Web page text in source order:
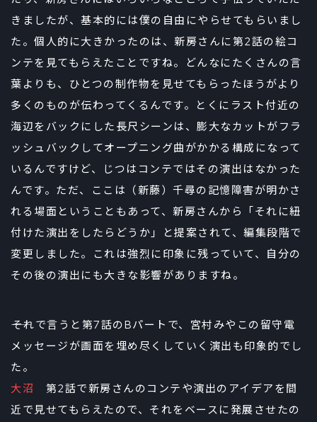
きましたが、基本的には僕の自由にやらせてもらいまし
た。個人的に大きかったのは、新房さんに第2話の絵コ
ンテを見てもらえたことですね。どんなにたくさんの言
葉よりも、ひとつの制作物を見せてもらったほうがより
多くのものが伝わってくるんです。とくにラスト付近の
海辺をバックにした長尺シーンは、膨大なカットがフラ
ッシュバックしてオープニング曲がかかる構成になって
いるんですけど、じつはコンテではその演出はなかった
んです。ただ、ここは（新藤）千尋の記憶障害が明かさ
れる場面ということもあって、新房さんから「それに紐
付けた演出をしたらどうか」と提案されて、編集段階で
変更しました。これは強烈に印象に残っていて、自分の
その後の演出にも大きな影響がありますね。
――それで言うと第7話のBパートで、宮村みやこの留守電
メッセージが画面を埋め尽くしていく演出も印象的でし
た。
大沼 第2話で新房さんのコンテや演出のアイデアを間
近で見せてもらえたので、それをベースに発展させたの